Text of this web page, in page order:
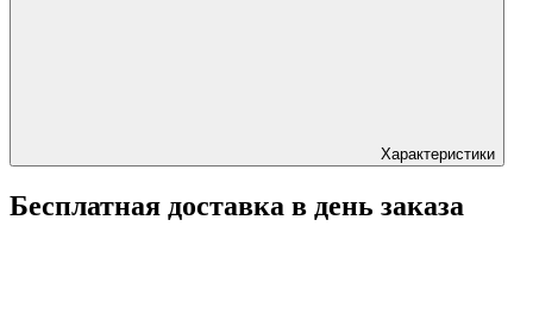
Характеристики
Бесплатная доставка в день заказа